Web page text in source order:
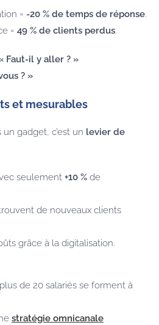
= -20 % de temps de réponse.
= 49 % de clients perdus.
Faut-il y aller ? »
? »
et mesurables
un gadget, c’est un levier de
seulement +10 % de
de nouveaux clients
grâce à la digitalisation.
de 20 salariés se forment à
stratégie omnicanale